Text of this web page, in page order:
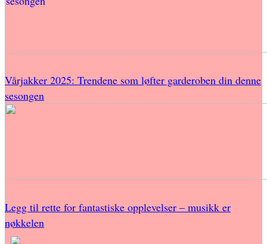
Vårjakker 2025: Trendene som løfter garderoben din denne
sesongen
Legg til rette for fantastiske opplevelser – musikk er
nøkkelen